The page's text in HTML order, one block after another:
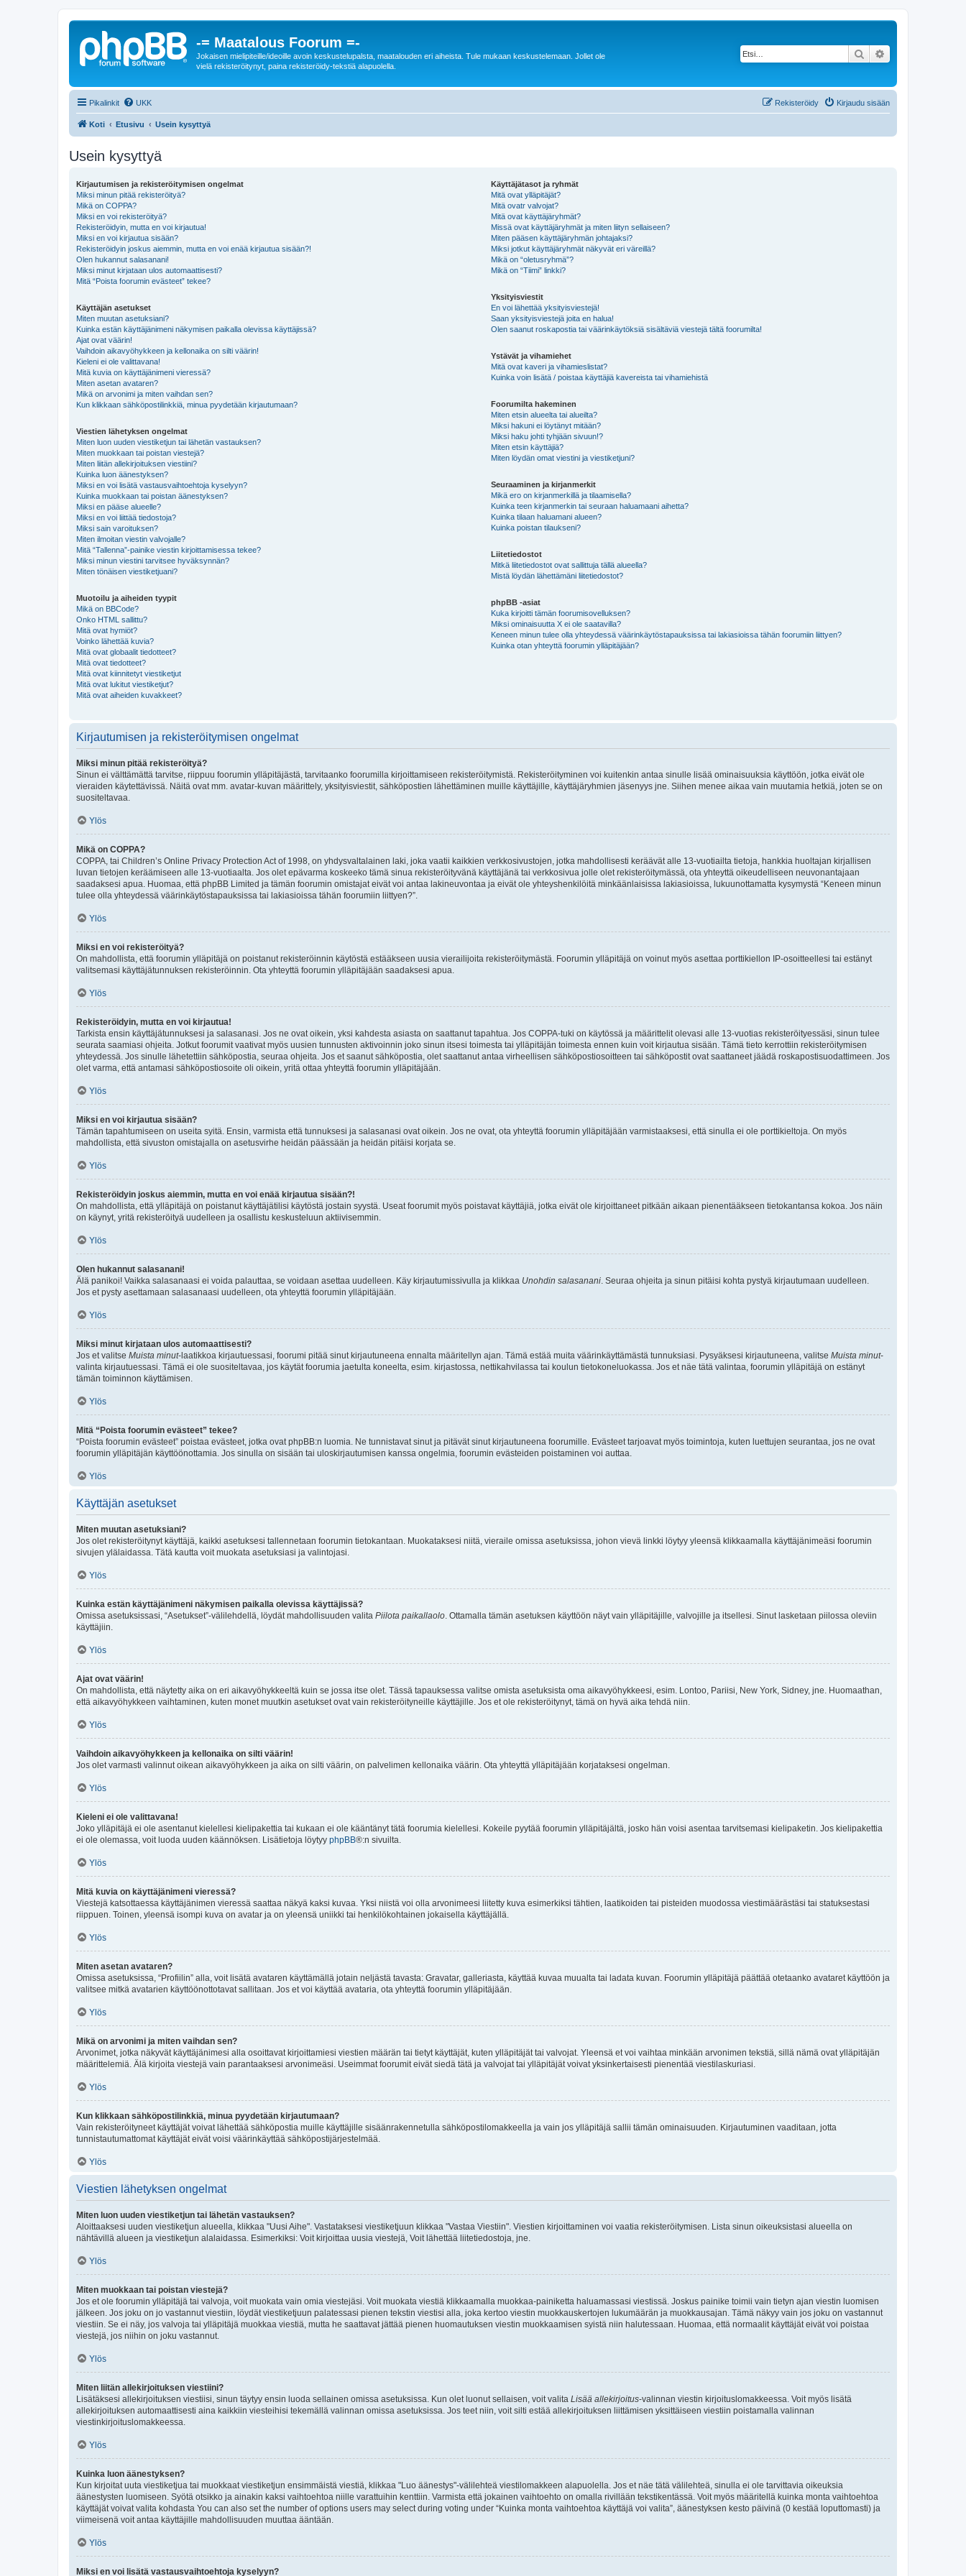
-= Maatalous Foorum =-
Jokaisen mielipiteille/ideoille avoin keskustelupalsta, maatalouden eri aiheista. Tule mukaan keskustelemaan. Jollet ole
vielä rekisteröitynyt, paina rekisteröidy-tekstiä alapuolella.
Etsi
Pikalinkit UKK Kirjaudu sisään
Rekisteröidy
Koti Etusivu Usein kysyttyä
Usein kysyttyä
Kirjautumisen ja rekisteröitymisen ongelmat
Miksi minun pitää rekisteröityä?
Mikä on COPPA?
Miksi en voi rekisteröityä?
Rekisteröidyin, mutta en voi kirjautua!
Miksi en voi kirjautua sisään?
Rekisteröidyin joskus aiemmin, mutta en voi enää kirjautua sisään?!
Olen hukannut salasanani!
Miksi minut kirjataan ulos automaattisesti?
Mitä “Poista foorumin evästeet” tekee?
Käyttäjän asetukset
Miten muutan asetuksiani?
Kuinka estän käyttäjänimeni näkymisen paikalla olevissa käyttäjissä?
Ajat ovat väärin!
Vaihdoin aikavyöhykkeen ja kellonaika on silti väärin!
Kieleni ei ole valittavana!
Mitä kuvia on käyttäjänimeni vieressä?
Miten asetan avataren?
Mikä on arvonimi ja miten vaihdan sen?
Kun klikkaan sähköpostilinkkiä, minua pyydetään kirjautumaan?
Viestien lähetyksen ongelmat
Miten luon uuden viestiketjun tai lähetän vastauksen?
Miten muokkaan tai poistan viestejä?
Miten liitän allekirjoituksen viestiini?
Kuinka luon äänestyksen?
Miksi en voi lisätä vastausvaihtoehtoja kyselyyn?
Kuinka muokkaan tai poistan äänestyksen?
Miksi en pääse alueelle?
Miksi en voi liittää tiedostoja?
Miksi sain varoituksen?
Miten ilmoitan viestin valvojalle?
Mitä “Tallenna”-painike viestin kirjoittamisessa tekee?
Miksi minun viestini tarvitsee hyväksynnän?
Miten tönäisen viestiketjuani?
Muotoilu ja aiheiden tyypit
Mikä on BBCode?
Onko HTML sallittu?
Mitä ovat hymiöt?
Voinko lähettää kuvia?
Mitä ovat globaalit tiedotteet?
Mitä ovat tiedotteet?
Mitä ovat kiinnitetyt viestiketjut
Mitä ovat lukitut viestiketjut?
Mitä ovat aiheiden kuvakkeet?
Käyttäjätasot ja ryhmät
Mitä ovat ylläpitäjät?
Mitä ovatr valvojat?
Mitä ovat käyttäjäryhmät?
Missä ovat käyttäjäryhmät ja miten liityn sellaiseen?
Miten pääsen käyttäjäryhmän johtajaksi?
Miksi jotkut käyttäjäryhmät näkyvät eri väreillä?
Mikä on “oletusryhmä”?
Mikä on “Tiimi” linkki?
Yksityisviestit
En voi lähettää yksityisviestejä!
Saan yksityisviestejä joita en halua!
Olen saanut roskapostia tai väärinkäytöksiä sisältäviä viestejä tältä foorumilta!
Ystävät ja vihamiehet
Mitä ovat kaveri ja vihamieslistat?
Kuinka voin lisätä / poistaa käyttäjiä kavereista tai vihamiehistä
Foorumilta hakeminen
Miten etsin alueelta tai alueilta?
Miksi hakuni ei löytänyt mitään?
Miksi haku johti tyhjään sivuun!?
Miten etsin käyttäjiä?
Miten löydän omat viestini ja viestiketjuni?
Seuraaminen ja kirjanmerkit
Mikä ero on kirjanmerkillä ja tilaamisella?
Kuinka teen kirjanmerkin tai seuraan haluamaani aihetta?
Kuinka tilaan haluamani alueen?
Kuinka poistan tilaukseni?
Liitetiedostot
Mitkä liitetiedostot ovat sallittuja tällä alueella?
Mistä löydän lähettämäni liitetiedostot?
phpBB -asiat
Kuka kirjoitti tämän foorumisovelluksen?
Miksi ominaisuutta X ei ole saatavilla?
Keneen minun tulee olla yhteydessä väärinkäytöstapauksissa tai lakiasioissa tähän foorumiin liittyen?
Kuinka otan yhteyttä foorumin ylläpitäjään?
Kirjautumisen ja rekisteröitymisen ongelmat
Miksi minun pitää rekisteröityä?
Sinun ei välttämättä tarvitse, riippuu foorumin ylläpitäjästä, tarvitaanko foorumilla kirjoittamiseen rekisteröitymistä. Rekisteröityminen voi kuitenkin antaa sinulle lisää ominaisuuksia käyttöön, jotka eivät ole
vieraiden käytettävissä. Näitä ovat mm. avatar-kuvan määrittely, yksityisviestit, sähköpostien lähettäminen muille käyttäjille, käyttäjäryhmien jäsenyys jne. Siihen menee aikaa vain muutamia hetkiä, joten se on
suositeltavaa.
Ylös
Mikä on COPPA?
COPPA, tai Children’s Online Privacy Protection Act of 1998, on yhdysvaltalainen laki, joka vaatii kaikkien verkkosivustojen, jotka mahdollisesti keräävät alle 13-vuotiailta tietoja, hankkia huoltajan kirjallisen
luvan tietojen keräämiseen alle 13-vuotiaalta. Jos olet epävarma koskeeko tämä sinua rekisteröityvänä käyttäjänä tai verkkosivua jolle olet rekisteröitymässä, ota yhteyttä oikeudelliseen neuvonantajaan
saadaksesi apua. Huomaa, että phpBB Limited ja tämän foorumin omistajat eivät voi antaa lakineuvontaa ja eivät ole yhteyshenkilöitä minkäänlaisissa lakiasioissa, lukuunottamatta kysymystä “Keneen minun
tulee olla yhteydessä väärinkäytöstapauksissa tai lakiasioissa tähän foorumiin liittyen?”.
Ylös
Miksi en voi rekisteröityä?
On mahdollista, että foorumin ylläpitäjä on poistanut rekisteröinnin käytöstä estääkseen uusia vierailijoita rekisteröitymästä. Foorumin ylläpitäjä on voinut myös asettaa porttikiellon IP-osoitteellesi tai estänyt
valitsemasi käyttäjätunnuksen rekisteröinnin. Ota yhteyttä foorumin ylläpitäjään saadaksesi apua.
Ylös
Rekisteröidyin, mutta en voi kirjautua!
Tarkista ensin käyttäjätunnuksesi ja salasanasi. Jos ne ovat oikein, yksi kahdesta asiasta on saattanut tapahtua. Jos COPPA-tuki on käytössä ja määrittelit olevasi alle 13-vuotias rekisteröityessäsi, sinun tulee
seurata saamiasi ohjeita. Jotkut foorumit vaativat myös uusien tunnusten aktivoinnin joko sinun itsesi toimesta tai ylläpitäjän toimesta ennen kuin voit kirjautua sisään. Tämä tieto kerrottiin rekisteröitymisen
yhteydessä. Jos sinulle lähetettiin sähköpostia, seuraa ohjeita. Jos et saanut sähköpostia, olet saattanut antaa virheellisen sähköpostiosoitteen tai sähköpostit ovat saattaneet jäädä roskapostisuodattimeen. Jos
olet varma, että antamasi sähköpostiosoite oli oikein, yritä ottaa yhteyttä foorumin ylläpitäjään.
Ylös
Miksi en voi kirjautua sisään?
Tämän tapahtumiseen on useita syitä. Ensin, varmista että tunnuksesi ja salasanasi ovat oikein. Jos ne ovat, ota yhteyttä foorumin ylläpitäjään varmistaaksesi, että sinulla ei ole porttikieltoja. On myös
mahdollista, että sivuston omistajalla on asetusvirhe heidän päässään ja heidän pitäisi korjata se.
Ylös
Rekisteröidyin joskus aiemmin, mutta en voi enää kirjautua sisään?!
On mahdollista, että ylläpitäjä on poistanut käyttäjätilisi käytöstä jostain syystä. Useat foorumit myös poistavat käyttäjiä, jotka eivät ole kirjoittaneet pitkään aikaan pienentääkseen tietokantansa kokoa. Jos näin
on käynyt, yritä rekisteröityä uudelleen ja osallistu keskusteluun aktiivisemmin.
Ylös
Olen hukannut salasanani!
Älä panikoi! Vaikka salasanaasi ei voida palauttaa, se voidaan asettaa uudelleen. Käy kirjautumissivulla ja klikkaa Unohdin salasanani . Seuraa ohjeita ja sinun pitäisi kohta pystyä kirjautumaan uudelleen.
Jos et pysty asettamaan salasanaasi uudelleen, ota yhteyttä foorumin ylläpitäjään.
Ylös
Miksi minut kirjataan ulos automaattisesti?
Jos et valitse Muista minut-laatikkoa kirjautuessasi, foorumi pitää sinut kirjautuneena ennalta määritellyn ajan. Tämä estää muita väärinkäyttämästä tunnuksiasi. Pysyäksesi kirjautuneena, valitse Muista minut-
valinta kirjautuessasi. Tämä ei ole suositeltavaa, jos käytät foorumia jaetulta koneelta, esim. kirjastossa, nettikahvilassa tai koulun tietokoneluokassa. Jos et näe tätä valintaa, foorumin ylläpitäjä on estänyt
tämän toiminnon käyttämisen.
Ylös
Mitä “Poista foorumin evästeet” tekee?
“Poista foorumin evästeet” poistaa evästeet, jotka ovat phpBB:n luomia. Ne tunnistavat sinut ja pitävät sinut kirjautuneena foorumille. Evästeet tarjoavat myös toimintoja, kuten luettujen seurantaa, jos ne ovat
foorumin ylläpitäjän käyttöönottamia. Jos sinulla on sisään tai uloskirjautumisen kanssa ongelmia, foorumin evästeiden poistaminen voi auttaa.
Ylös
Käyttäjän asetukset
Miten muutan asetuksiani?
Jos olet rekisteröitynyt käyttäjä, kaikki asetuksesi tallennetaan foorumin tietokantaan. Muokataksesi niitä, vieraile omissa asetuksissa, johon vievä linkki löytyy yleensä klikkaamalla käyttäjänimeäsi foorumin
sivujen ylälaidassa. Tätä kautta voit muokata asetuksiasi ja valintojasi.
Ylös
Kuinka estän käyttäjänimeni näkymisen paikalla olevissa käyttäjissä?
Omissa asetuksissasi, “Asetukset”-välilehdellä, löydät mahdollisuuden valita Piilota paikallaolo . Ottamalla tämän asetuksen käyttöön näyt vain ylläpitäjille, valvojille ja itsellesi. Sinut lasketaan piilossa oleviin
käyttäjiin.
Ylös
Ajat ovat väärin!
On mahdollista, että näytetty aika on eri aikavyöhykkeeltä kuin se jossa itse olet. Tässä tapauksessa valitse omista asetuksista oma aikavyöhykkeesi, esim. Lontoo, Pariisi, New York, Sidney, jne. Huomaathan,
että aikavyöhykkeen vaihtaminen, kuten monet muutkin asetukset ovat vain rekisteröityneille käyttäjille. Jos et ole rekisteröitynyt, tämä on hyvä aika tehdä niin.
Ylös
Vaihdoin aikavyöhykkeen ja kellonaika on silti väärin!
Jos olet varmasti valinnut oikean aikavyöhykkeen ja aika on silti väärin, on palvelimen kellonaika väärin. Ota yhteyttä ylläpitäjään korjataksesi ongelman.
Ylös
Kieleni ei ole valittavana!
Joko ylläpitäjä ei ole asentanut kielellesi kielipakettia tai kukaan ei ole kääntänyt tätä foorumia kielellesi. Kokeile pyytää foorumin ylläpitäjältä, josko hän voisi asentaa tarvitsemasi kielipaketin. Jos kielipakettia
ei ole olemassa, voit luoda uuden käännöksen. Lisätietoja löytyy phpBB®:n sivuilta.
Ylös
Mitä kuvia on käyttäjänimeni vieressä?
Viestejä katsottaessa käyttäjänimen vieressä saattaa näkyä kaksi kuvaa. Yksi niistä voi olla arvonimeesi liitetty kuva esimerkiksi tähtien, laatikoiden tai pisteiden muodossa viestimäärästäsi tai statuksestasi
riippuen. Toinen, yleensä isompi kuva on avatar ja on yleensä uniikki tai henkilökohtainen jokaisella käyttäjällä.
Ylös
Miten asetan avataren?
Omissa asetuksissa, “Profiilin” alla, voit lisätä avataren käyttämällä jotain neljästä tavasta: Gravatar, galleriasta, käyttää kuvaa muualta tai ladata kuvan. Foorumin ylläpitäjä päättää otetaanko avataret käyttöön ja
valitsee mitkä avatarien käyttöönottotavat sallitaan. Jos et voi käyttää avataria, ota yhteyttä foorumin ylläpitäjään.
Ylös
Mikä on arvonimi ja miten vaihdan sen?
Arvonimet, jotka näkyvät käyttäjänimesi alla osoittavat kirjoittamiesi viestien määrän tai tietyt käyttäjät, kuten ylläpitäjät tai valvojat. Yleensä et voi vaihtaa minkään arvonimen tekstiä, sillä nämä ovat ylläpitäjän
määrittelemiä. Älä kirjoita viestejä vain parantaaksesi arvonimeäsi. Useimmat foorumit eivät siedä tätä ja valvojat tai ylläpitäjät voivat yksinkertaisesti pienentää viestilaskuriasi.
Ylös
Kun klikkaan sähköpostilinkkiä, minua pyydetään kirjautumaan?
Vain rekisteröityneet käyttäjät voivat lähettää sähköpostia muille käyttäjille sisäänrakennetulla sähköpostilomakkeella ja vain jos ylläpitäjä sallii tämän ominaisuuden. Kirjautuminen vaaditaan, jotta
tunnistautumattomat käyttäjät eivät voisi väärinkäyttää sähköpostijärjestelmää.
Ylös
Viestien lähetyksen ongelmat
Miten luon uuden viestiketjun tai lähetän vastauksen?
Aloittaaksesi uuden viestiketjun alueella, klikkaa "Uusi Aihe". Vastataksesi viestiketjuun klikkaa "Vastaa Viestiin". Viestien kirjoittaminen voi vaatia rekisteröitymisen. Lista sinun oikeuksistasi alueella on
nähtävillä alueen ja viestiketjun alalaidassa. Esimerkiksi: Voit kirjoittaa uusia viestejä, Voit lähettää liitetiedostoja, jne.
Ylös
Miten muokkaan tai poistan viestejä?
Jos et ole foorumin ylläpitäjä tai valvoja, voit muokata vain omia viestejäsi. Voit muokata viestiä klikkaamalla muokkaa-painiketta haluamassasi viestissä. Joskus painike toimii vain tietyn ajan viestin luomisen
jälkeen. Jos joku on jo vastannut viestiin, löydät viestiketjuun palatessasi pienen tekstin viestisi alla, joka kertoo viestin muokkauskertojen lukumäärän ja muokkausajan. Tämä näkyy vain jos joku on vastannut
viestiin. Se ei näy, jos valvoja tai ylläpitäjä muokkaa viestiä, mutta he saattavat jättää pienen huomautuksen viestin muokkaamisen syistä niin halutessaan. Huomaa, että normaalit käyttäjät eivät voi poistaa
viestejä, jos niihin on joku vastannut.
Ylös
Miten liitän allekirjoituksen viestiini?
Lisätäksesi allekirjoituksen viestiisi, sinun täytyy ensin luoda sellainen omissa asetuksissa. Kun olet luonut sellaisen, voit valita Lisää allekirjoitus-valinnan viestin kirjoituslomakkeessa. Voit myös lisätä
allekirjoituksen automaattisesti aina kaikkiin viesteihisi tekemällä valinnan omissa asetuksissa. Jos teet niin, voit silti estää allekirjoituksen liittämisen yksittäiseen viestiin poistamalla valinnan
viestinkirjoituslomakkeessa.
Ylös
Kuinka luon äänestyksen?
Kun kirjoitat uuta viestiketjua tai muokkaat viestiketjun ensimmäistä viestiä, klikkaa "Luo äänestys"-välilehteä viestilomakkeen alapuolella. Jos et näe tätä välilehteä, sinulla ei ole tarvittavia oikeuksia
äänestysten luomiseen. Syötä otsikko ja ainakin kaksi vaihtoehtoa niille varattuihin kenttiin. Varmista että jokainen vaihtoehto on omalla rivillään tekstikentässä. Voit myös määritellä kuinka monta vaihtoehtoa
käyttäjät voivat valita kohdasta You can also set the number of options users may select during voting under “Kuinka monta vaihtoehtoa käyttäjä voi valita”, äänestyksen kesto päivinä (0 kestää loputtomasti) ja
viimeisenä voit antaa käyttäjille mahdollisuuden muuttaa ääntään.
Ylös
Miksi en voi lisätä vastausvaihtoehtoja kyselyyn?